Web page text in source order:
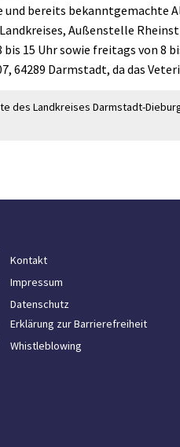
und bereits bekanntgemachte
Außenstelle
15 Uhr sowie freitags von 8
64289 Darmstadt, da das
des Landkreises Darmstadt-
Kontakt
Impressum
Datenschutz
Erklärung zur Barrierefreiheit
Whistleblowing